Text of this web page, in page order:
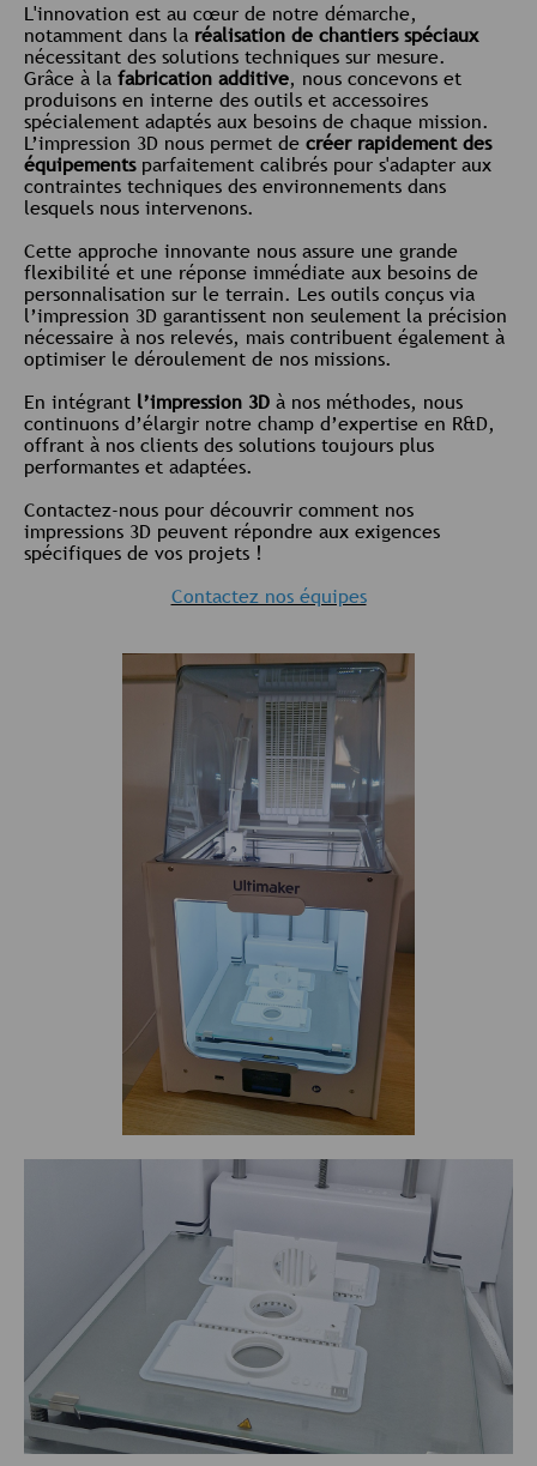
L'innovation est au cœur de notre démarche,
notamment dans la réalisation de chantiers spéciaux
nécessitant des solutions techniques sur mesure.
Grâce à la fabrication additive, nous concevons et
produisons en interne des outils et accessoires
spécialement adaptés aux besoins de chaque mission.
L’impression 3D nous permet de créer rapidement des
équipementsparfaitement calibrés pour s'adapter aux
contraintes techniques des environnements dans
lesquels nous intervenons.
Cette approche innovante nous assure une grande
flexibilité et une réponse immédiate aux besoins de
personnalisation sur le terrain. Les outils conçus via
l’impression 3D garantissent non seulement la précision
nécessaire à nos relevés, mais contribuent également à
optimiser le déroulement de nos missions.
En intégrant l’impression 3D à nos méthodes, nous
continuons d’élargir notre champ d’expertise en R&D,
offrant à nos clients des solutions toujours plus
performantes et adaptées.
Contactez-nous pour découvrir comment nos
impressions 3D peuvent répondre aux exigences
spécifiques de vos projets !
Contactez nos équipes